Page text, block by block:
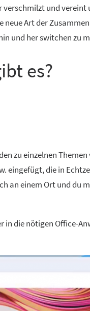
und
Art der
und her switchen zu
es?
zu einzelnen
eingefügt, die in
an einem Ort und du
in die nötigen Office-